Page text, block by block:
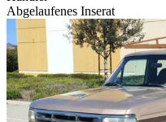
Abgelaufenes Inserat